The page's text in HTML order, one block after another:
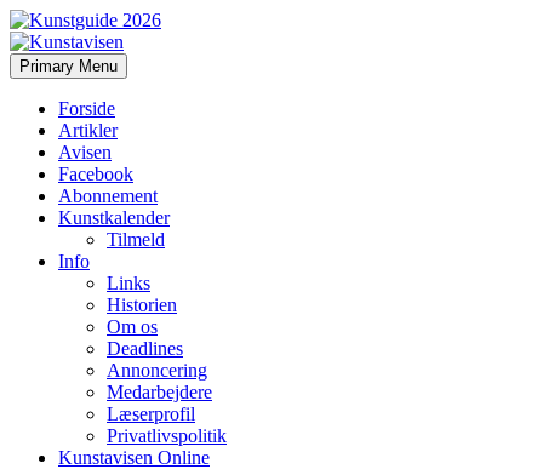
Kunstavisen
Search
Primary Menu Skip
to
Forside
Artikler
Avisen
Facebook
Abonnement
Kunstkalender
Tilmeld
Info
Links
Historien
Om os
Deadlines
Annoncering
Medarbejdere
Læserprofil
Privatlivspolitik
Kunstavisen Online